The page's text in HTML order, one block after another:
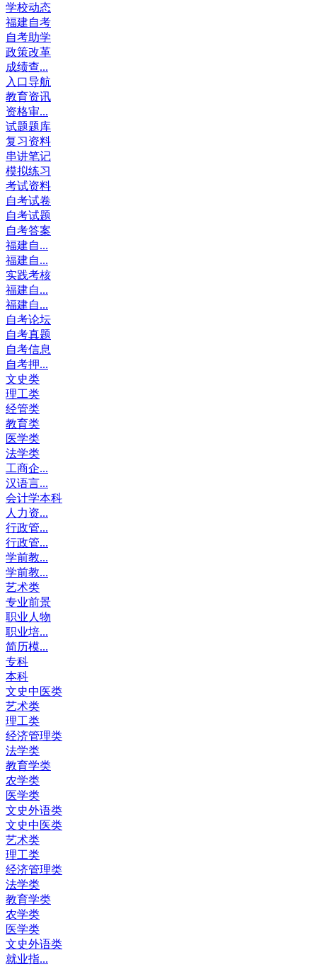
学校动态
福建自考
自考助学
政策改革
成绩查...
入口导航
教育资讯
资格审...
试题题库
复习资料
串讲笔记
模拟练习
考试资料
自考试卷
自考试题
自考答案
福建自...
福建自...
实践考核
福建自...
福建自...
自考论坛
自考真题
自考信息
自考押...
文史类
理工类
经管类
教育类
医学类
法学类
工商企...
汉语言...
会计学本科
人力资...
行政管...
行政管...
学前教...
学前教...
艺术类
专业前景
职业人物
职业培...
简历模...
专科
本科
文史中医类
艺术类
理工类
经济管理类
法学类
教育学类
农学类
医学类
文史外语类
文史中医类
艺术类
理工类
经济管理类
法学类
教育学类
农学类
医学类
文史外语类
就业指...